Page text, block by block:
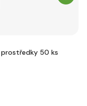
prostředky 50 ks